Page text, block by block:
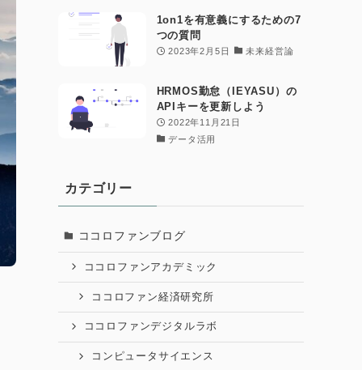
1on1を有意義にするための7
つの質問
2023年2月5日 未来経営論
HRMOS勤怠（IEYASU）の
APIキーを更新しよう
2022年11月21日
データ活用
カテゴリー
ココロファンブログ
ココロファンアカデミック
ココロファン経済研究所
ココロファンデジタルラボ
コンピュータサイエンス